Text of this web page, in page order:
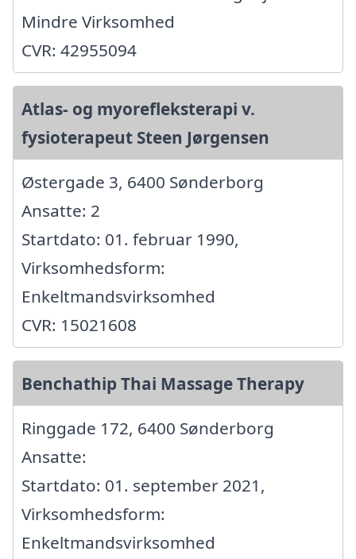
Mindre Virksomhed
CVR: 42955094
Atlas- og myorefleksterapi v.
fysioterapeut Steen Jørgensen
Østergade 3, 6400 Sønderborg
Ansatte: 2
Startdato: 01. februar 1990,
Virksomhedsform:
Enkeltmandsvirksomhed
CVR: 15021608
Benchathip Thai Massage Therapy
Ringgade 172, 6400 Sønderborg
Ansatte:
Startdato: 01. september 2021,
Virksomhedsform:
Enkeltmandsvirksomhed